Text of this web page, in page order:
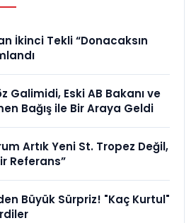
İkinci Tekli “Donacaksın
Galimidi, Eski AB Bakanı ve
Bağış ile Bir Araya Geldi
Artık Yeni St. Tropez Değil,
Referans”
Büyük Sürpriz! "Kaç Kurtul"